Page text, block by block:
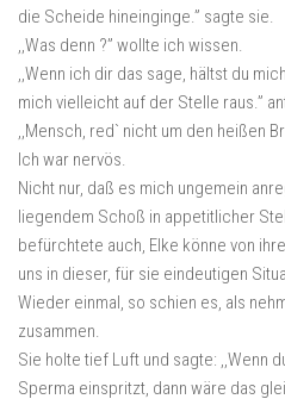
die Scheide hineinginge.” sagte sie.
,,Was denn ?” wollte ich wissen.
,,Wenn ich dir das sage, hältst du
mich vielleicht auf der Stelle raus.”
,,Mensch, red` nicht um den heißen
Ich war nervös.
Nicht nur, daß es mich ungemein
liegendem Schoß in appetitlicher
befürchtete auch, Elke könne von
uns in dieser, für sie eindeutigen
Wieder einmal, so schien es, als
zusammen.
Sie holte tief Luft und sagte: ,,Wenn
Sperma einspritzt, dann wäre das